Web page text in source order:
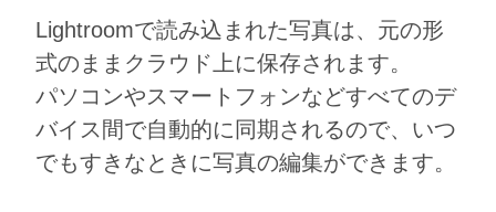
Lightroomで読み込まれた写真は、元の形
式のままクラウド上に保存されます。
パソコンやスマートフォンなどすべてのデ
バイス間で自動的に同期されるので、いつ
でもすきなときに写真の編集ができます。